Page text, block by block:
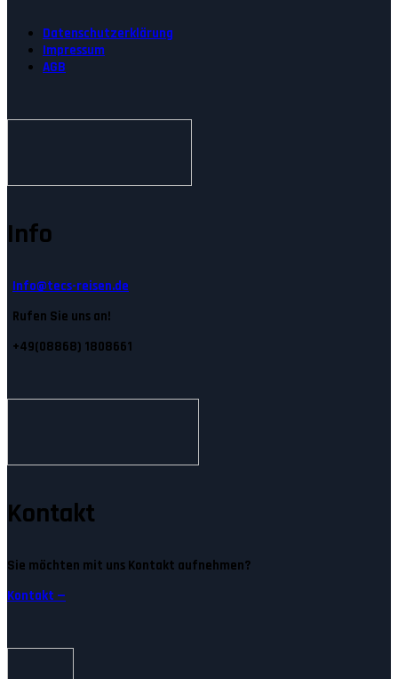
Datenschutzerklärung
Impressum
AGB
Info
Info@tecs-reisen.de
Rufen Sie uns an!
+49(08868) 1808661
Kontakt
Sie möchten mit uns Kontakt aufnehmen?
Kontakt —